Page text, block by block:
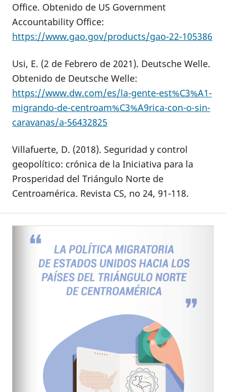
Office. Obtenido de US Government
Accountability Office:
https://www.gao.gov/products/gao-22-105386
Usi, E. (2 de Febrero de 2021). Deutsche Welle.
Obtenido de Deutsche Welle:
https://www.dw.com/es/la-gente-est%C3%A1-
migrando-de-centroam%C3%A9rica-con-o-sin-
caravanas/a-56432825
Villafuerte, D. (2018). Seguridad y control
geopolítico: crónica de la Iniciativa para la
Prosperidad del Triángulo Norte de
Centroamérica. Revista CS, no 24, 91-118.